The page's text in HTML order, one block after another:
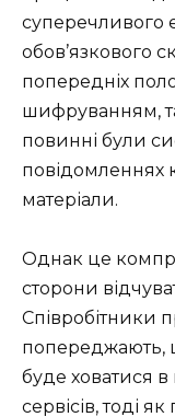
суперечливого
обов’язкового
попередніх
шифруванням,
повинні були
повідомленнях
матеріали.
Однак це
сторони
Співробітники
попереджають,
буде ховатися
сервісів, тоді